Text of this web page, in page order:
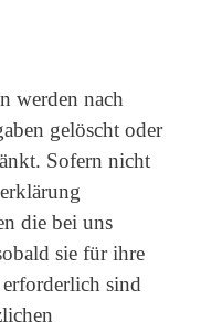
werden nach
gelöscht oder
Sofern nicht
die bei uns
sie für ihre
sind